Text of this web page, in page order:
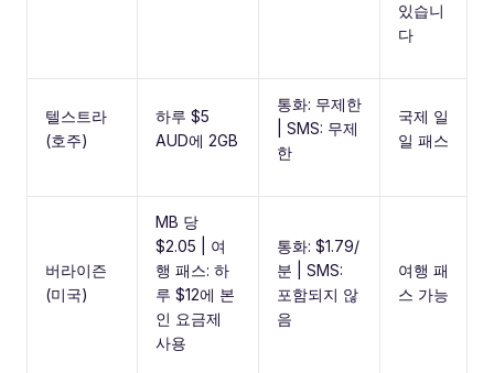
있습니
다
텔스트라
(호주)
하루 $5
AUD에 2GB
통화: 무제한
| SMS: 무제
한
국제 일
일 패스
버라이즌
(미국)
MB 당
$2.05 | 여
행 패스: 하
루 $12에 본
인 요금제
사용
통화: $1.79/
분 | SMS:
포함되지 않
음
여행 패
스 가능